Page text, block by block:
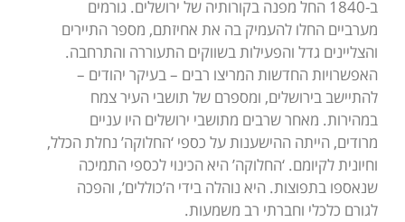
ב-1840 החל מפנה בקורותיה של ירושלים. גורמים
מערביים החלו להעמיק בה את אחיזתם, מספר התיירים
והצליינים גדל והפעילות בשווקים התעוררה והתרחבה.
האפשרויות החדשות המריצו רבים – בעיקר יהודים –
להתיישב בירושלים, ומספרם של תושבי העיר צמח
במהירות. מאחר שרבים מתושבי ירושלים היו עניים
מרודים, הייתה ההישענות על כספי ‘החלוקה’ נחלת הכלל,
וחיונית לקיומם. ‘החלוקה’ היא הכינוי לכספי התמיכה
שנאספו בתפוצות. היא נוהלה בידי ה’כוללים’, והפכה
לגורם כלכלי וחברתי רב משמעות.